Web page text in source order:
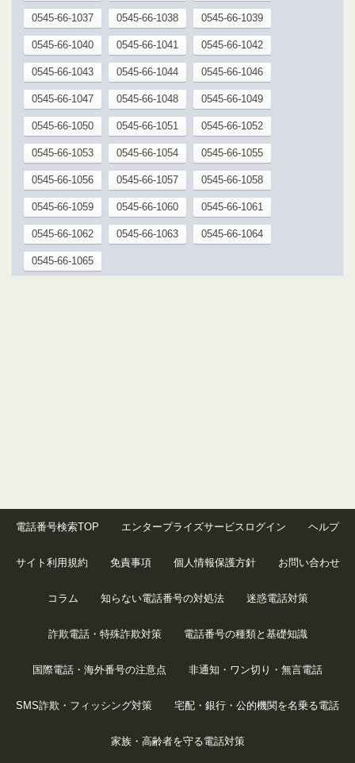
0545-66-1037 0545-66-1038 0545-66-1039
0545-66-1040 0545-66-1041 0545-66-1042
0545-66-1043 0545-66-1044 0545-66-1046
0545-66-1047 0545-66-1048 0545-66-1049
0545-66-1050 0545-66-1051 0545-66-1052
0545-66-1053 0545-66-1054 0545-66-1055
0545-66-1056 0545-66-1057 0545-66-1058
0545-66-1059 0545-66-1060 0545-66-1061
0545-66-1062 0545-66-1063 0545-66-1064
0545-66-1065
電話番号検索TOP エンタープライズサービスログイン ヘルプ
サイト利用規約 免責事項 個人情報保護方針 お問い合わせ
コラム 知らない電話番号の対処法 迷惑電話対策
詐欺電話・特殊詐欺対策 電話番号の種類と基礎知識
国際電話・海外番号の注意点 非通知・ワン切り・無言電話
SMS詐欺・フィッシング対策 宅配・銀行・公的機関を名乗る電話
家族・高齢者を守る電話対策